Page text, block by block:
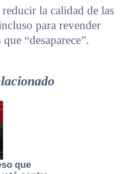
la calidad de las
para revender
“desaparece”.
que